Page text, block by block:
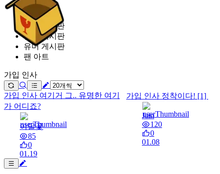
공지 사항
커미션
잡담 게시판
질문 게시판
유머 게시판
팬 아트
가입 인사
가입 인사 여기거 그.. 유명한 여기
가 어디죠?
이달꽃
85
0
01.19
가입 인사 정착이다! [1]
Jain
120
0
01.08